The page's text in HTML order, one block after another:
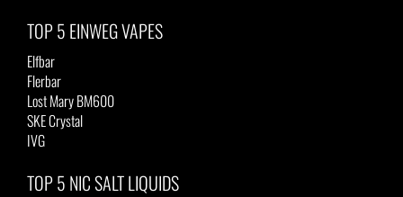
TOP 5 EINWEG VAPES
Elfbar
Flerbar
Lost Mary BM600
SKE Crystal
IVG
TOP 5 NIC SALT LIQUIDS